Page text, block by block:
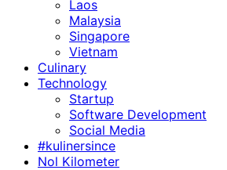
Laos
Malaysia
Singapore
Vietnam
Culinary
Technology
Startup
Software Development
Social Media
#kulinersince
Nol Kilometer